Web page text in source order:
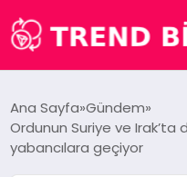
DÜNYA
Ana Sayfa Gündem
Ordunun Suriye ve Irak’ta
yabancılara geçiyor